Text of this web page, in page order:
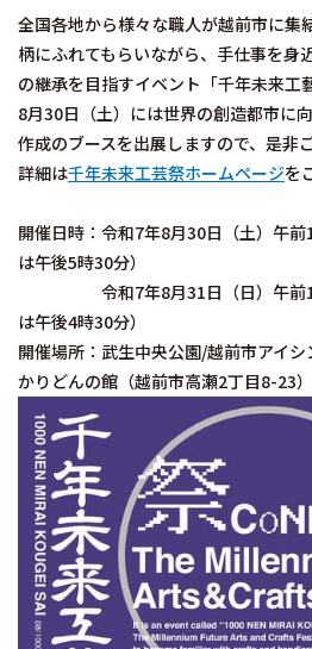
全国各地から様々な職人が越前市に集
柄にふれてもらいながら、手仕事を身
の継承を目指すイベント「千年未来工
8月30日（土）には世界の創造都市に
作成のブースを出展しますので、是非
詳細は千年未来工芸祭ホームページを
開催日時：令和7年8月30日（土）午
は午後5時30分）
令和7年8月31日（日）午前10
は午後4時30分）
開催場所：武生中央公園/越前市アイ
かりどんの館（越前市高瀬2丁目8-23）